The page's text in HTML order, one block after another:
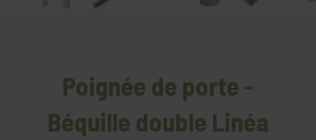
Poignée de porte -
Béquille double Linéa